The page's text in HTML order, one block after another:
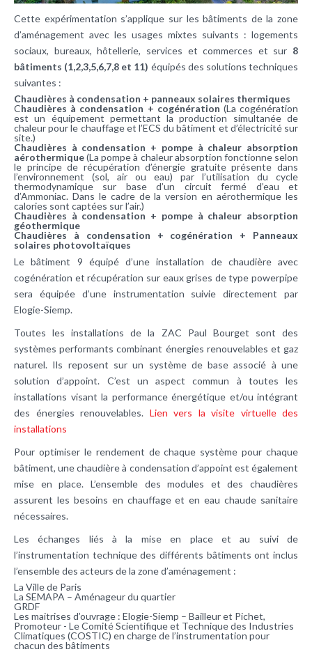
Cette expérimentation s’applique sur les bâtiments de la zone
d’aménagement avec les usages mixtes suivants : logements
sociaux, bureaux, hôtellerie, services et commerces et sur 8
bâtiments (1,2,3,5,6,7,8 et 11) équipés des solutions techniques
suivantes :
Chaudières à condensation + panneaux solaires thermiques
Chaudières à condensation + cogénération (La cogénération
est un équipement permettant la production simultanée de
chaleur pour le chauffage et l’ECS du bâtiment et d’électricité sur
site.)
Chaudières à condensation + pompe à chaleur absorption
aérothermique(La pompe à chaleur absorption fonctionne selon
le principe de récupération d’énergie gratuite présente dans
l’environnement (sol, air ou eau) par l’utilisation du cycle
thermodynamique sur base d’un circuit fermé d’eau et
d’Ammoniac. Dans le cadre de la version en aérothermique les
calories sont captées sur l’air.)
Chaudières à condensation + pompe à chaleur absorption
géothermique
Chaudières à condensation + cogénération + Panneaux
solaires photovoltaïques
Le bâtiment 9 équipé d’une installation de chaudière avec
cogénération et récupération sur eaux grises de type powerpipe
sera équipée d’une instrumentation suivie directement par
Elogie-Siemp.
Toutes les installations de la ZAC Paul Bourget sont des
systèmes performants combinant énergies renouvelables et gaz
naturel. Ils reposent sur un système de base associé à une
solution d’appoint. C’est un aspect commun à toutes les
installations visant la performance énergétique et/ou intégrant
des énergies renouvelables. Lien vers la visite virtuelle des
installations
Pour optimiser le rendement de chaque système pour chaque
bâtiment, une chaudière à condensation d’appoint est également
mise en place. L’ensemble des modules et des chaudières
assurent les besoins en chauffage et en eau chaude sanitaire
nécessaires.
Les échanges liés à la mise en place et au suivi de
l’instrumentation technique des différents bâtiments ont inclus
l’ensemble des acteurs de la zone d’aménagement :
La Ville de Paris
La SEMAPA – Aménageur du quartier
GRDF
Les maitrises d’ouvrage : Elogie-Siemp – Bailleur et Pichet,
Promoteur - Le Comité Scientifique et Technique des Industries
Climatiques (COSTIC) en charge de l’instrumentation pour
chacun des bâtiments